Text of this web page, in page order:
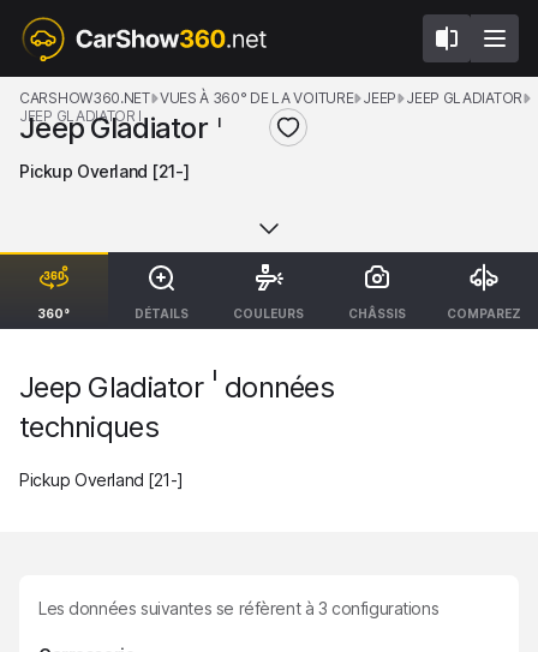
360° DÉTAILS COULEURS CHÂSSIS COMPAREZ
CARSHOW360.NET VUES À 360° DE LA VOITURE JEEP
JEEP GLADIATOR
JEEP GLADIATOR I
Jeep Gladiator I
Pickup Overland [21-]
Jeep Gladiator I données
techniques
Pickup Overland [21-]
Les données suivantes se réfèrent à 3 configurations